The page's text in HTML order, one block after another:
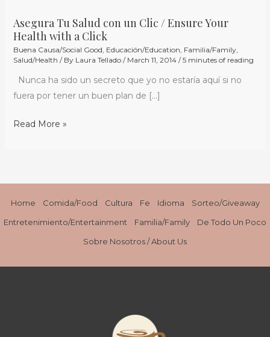
Asegura Tu Salud con un Clic / Ensure Your
Health with a Click
Buena Causa/Social Good, Educación/Education, Familia/Family,
Salud/Health / By Laura Tellado / March 11, 2014/5 minutes of reading
Nunca ha sido un secreto que yo no estaría aquí si no
fuera por tener un buen plan de […]
Asegura
Tu
Salud
un
Clic
Read More »
Home Comida/Food Cultura Fe Idioma
Sorteo/Giveaway
Entretenimiento/Entertainment
Familia/Family
De Todo Un Poco
Sobre Nosotros / About Us